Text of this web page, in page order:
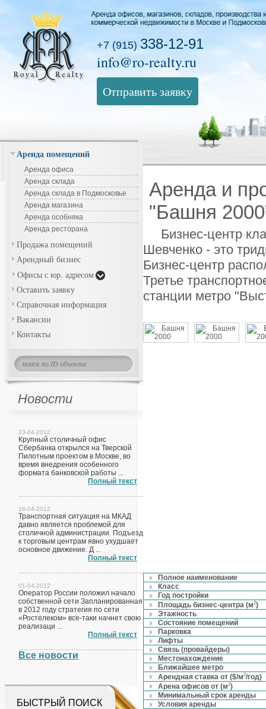
+7 (915) 338-12-91
info@ro-realty.ru
Отправить заявку
Аренда помещений
Аренда офиса
Аренда склада
Аренда склада в Подмосковье
Аренда магазина
Аренда особняка
Аренда ресторана
Продажа помещений
Арендный бизнес
Офисы с юр. адресом
Оставить заявку
Справочная информация
Вакансии
Контакты
Новости
23-04-2012
Крупный столичный офис
Сбербанка открылся на Тверской
Пилотным проектом в Москве, во
время внедрения особенного
формата банковской работы ...
Полный текст
16-04-2012
Транспортная ситуация на МКАД
давно является проблемой для
столичной администрации. Подъезд
к торговым центрам явно ухудшает
основное движение. Д ...
Полный текст
01-04-2012
Оператор России положил начало
собственной сети Запланированная
в 2012 году стратегия по сети
«Ростелеком» все-таки начнет свою
реализаци ...
Полный текст
Все новости
БЫСТРЫЙ ПОИСК
Аренда и
"Башня
Бизнес-центр
Шевченко - это
Бизнес-центр
Третье
станции метро
Полное наименование
Класс
Год постройки
Площадь бизнес-центра (м2)
Этажность
Состояние помещений
Парковка
Лифты
Связь (провайдеры)
Местонахождение
Ближайшее метро
Арендная ставка от ($/м2/год)
Арена офисов от (м2)
Минимальный срок аренды
Условия аренды